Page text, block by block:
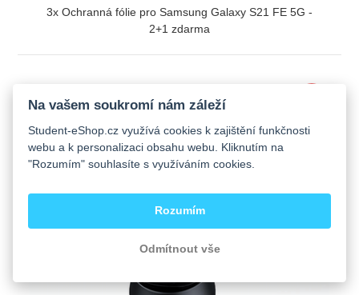
3x Ochranná fólie pro Samsung Galaxy S21 FE 5G -
2+1 zdarma
Na vašem soukromí nám záleží
Student-eShop.cz využívá cookies k zajištění funkčnosti
webu a k personalizaci obsahu webu. Kliknutím na
"Rozumím" souhlasíte s využíváním cookies.
Rozumím
Odmítnout vše